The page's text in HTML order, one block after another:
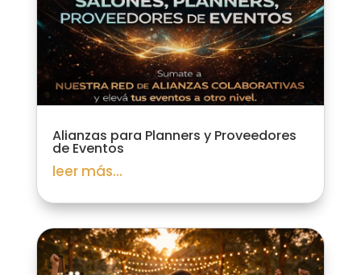
Alianzas para Planners y Proveedores
de Eventos
leer más...